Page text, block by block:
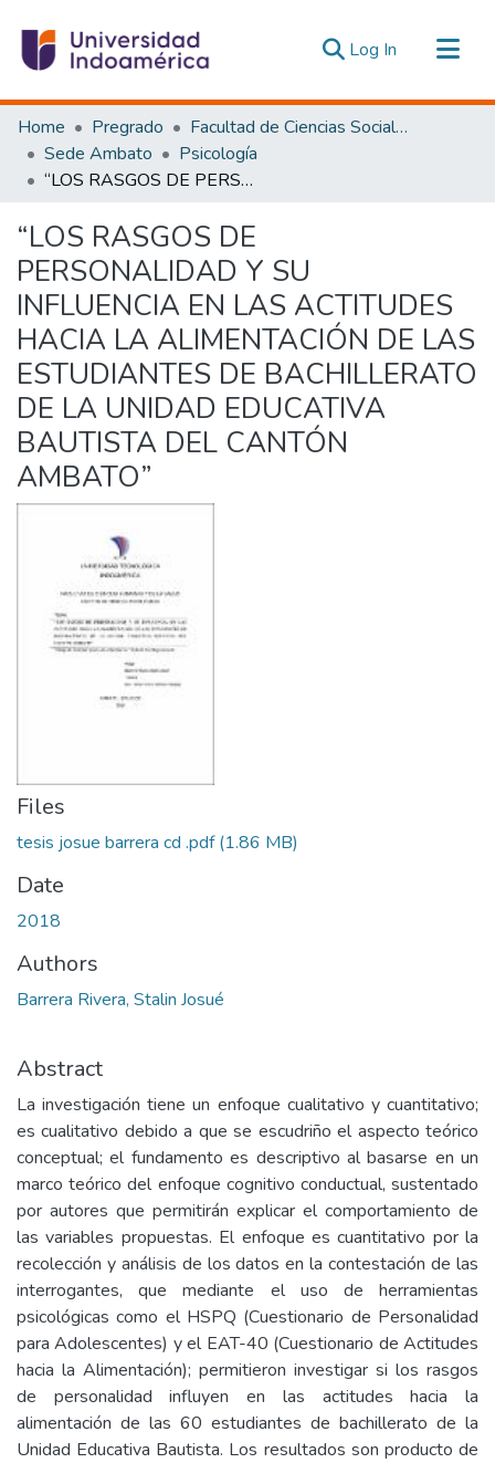
Log In (current)
Communities & Collections
All of DSpace
Statistics
Home Pregrado
Facultad de Ciencias Sociales y Humanas
Sede Ambato
Psicología
“LOS RASGOS DE PERSONALIDAD Y SU INFLUENCIA EN LAS ACTITUDES HACIA LA ALIMENTACIÓN DE LAS ESTUDIANTES DE BACHILLERATO DE LA UNIDAD EDUCATIVA BAUTISTA DEL CANTÓN AMBATO”
“LOS RASGOS DE
PERSONALIDAD Y SU
INFLUENCIA EN LAS ACTITUDES
HACIA LA ALIMENTACIÓN DE LAS
ESTUDIANTES DE BACHILLERATO
DE LA UNIDAD EDUCATIVA
BAUTISTA DEL CANTÓN
AMBATO”
Files
tesis josue barrera cd .pdf(1.86 MB)
Date
2018
Authors
Barrera Rivera, Stalin Josué
Abstract
La investigación tiene un enfoque cualitativo y cuantitativo;
es cualitativo debido a que se escudriño el aspecto teórico
conceptual; el fundamento es descriptivo al basarse en un
marco teórico del enfoque cognitivo conductual, sustentado
por autores que permitirán explicar el comportamiento de
las variables propuestas. El enfoque es cuantitativo por la
recolección y análisis de los datos en la contestación de las
interrogantes, que mediante el uso de herramientas
psicológicas como el HSPQ (Cuestionario de Personalidad
para Adolescentes) y el EAT-40 (Cuestionario de Actitudes
hacia la Alimentación); permitieron investigar si los rasgos
de personalidad influyen en las actitudes hacia la
alimentación de las 60 estudiantes de bachillerato de la
Unidad Educativa Bautista. Los resultados son producto de